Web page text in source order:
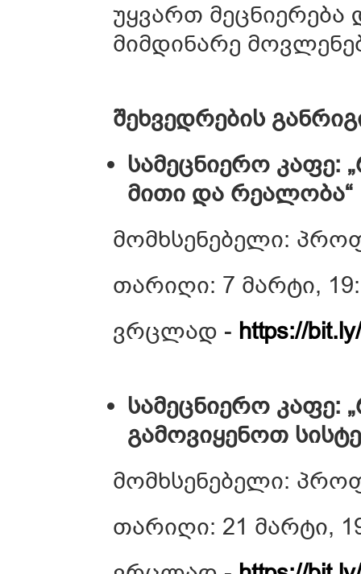
უყვართ მეცნიერება
მიმდინარე
შეხვედრების
სამეცნიერო კაფე:
მითი და რეალობა“
მომხსენებელი:
თარიღი: 7 მარტი,
ვრცლად - https://
სამეცნიერო
გამოვიყენოთ
მომხსენებელი:
თარიღი: 21 მარტი,